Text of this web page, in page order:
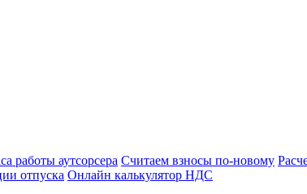
работы аутсорсера Считаем взносы по-новому
отпуска Онлайн калькулятор НДС